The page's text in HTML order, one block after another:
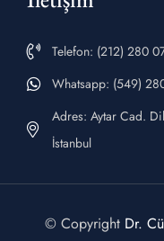
Telefon: (212) 280
Whatsapp: (549)
Adres: Aytar Cad.
İstanbul
© Copyright Dr.